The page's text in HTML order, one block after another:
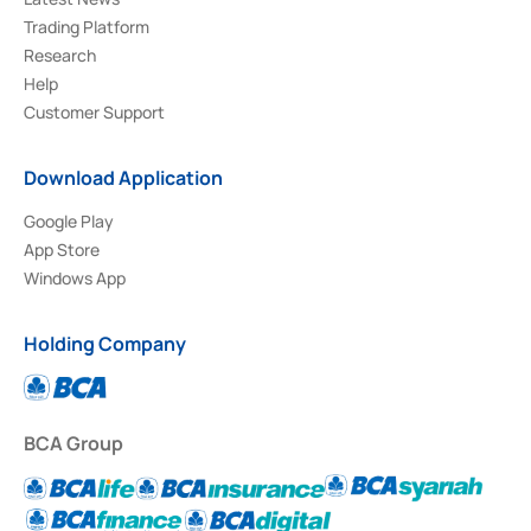
Trading Platform
Research
Help
Customer Support
Download Application
Google Play
App Store
Windows App
Holding Company
BCA Group